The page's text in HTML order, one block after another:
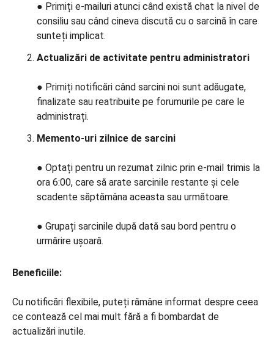
● Primiți e-mailuri atunci când există chat la nivel de
consiliu sau când cineva discută cu o sarcină în care
sunteți implicat.
Actualizări de activitate pentru administratori
● Primiți notificări când sarcini noi sunt adăugate,
finalizate sau reatribuite pe forumurile pe care le
administrați.
Memento-uri zilnice de sarcini
● Optați pentru un rezumat zilnic prin e-mail trimis la
ora 6:00, care să arate sarcinile restante și cele
scadente săptămâna aceasta sau următoare.
● Grupați sarcinile după dată sau bord pentru o
urmărire ușoară.
Beneficiile:
Cu notificări flexibile, puteți rămâne informat despre ceea
ce contează cel mai mult fără a fi bombardat de
actualizări inutile.